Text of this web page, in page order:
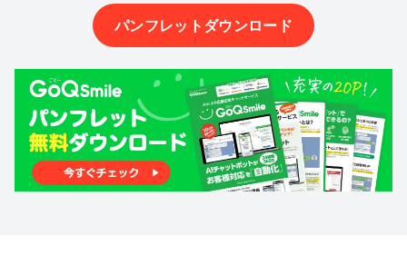
パンフレットダウンロード